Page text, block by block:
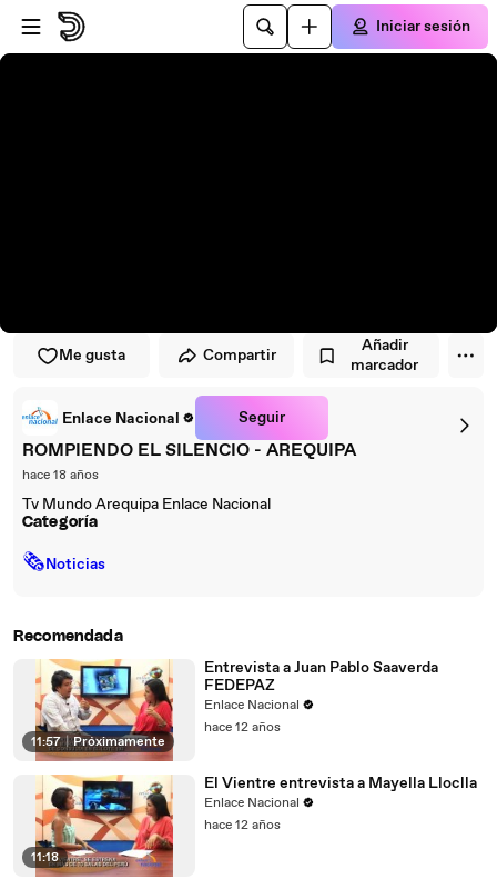
Saltar al reproductor
Saltar al contenido principal
Iniciar sesión
Me gusta Compartir
Añadir
marcador
Enlace Nacional Seguir
ROMPIENDO EL SILENCIO - AREQUIPA
hace 18 años
Tv Mundo Arequipa Enlace Nacional
Categoría
🗞Noticias
Recomendada
11:57 | Próximamente
Entrevista a Juan Pablo Saaverda
FEDEPAZ
Enlace Nacional
hace 12 años
11:18
El Vientre entrevista a Mayella Lloclla
Enlace Nacional
hace 12 años